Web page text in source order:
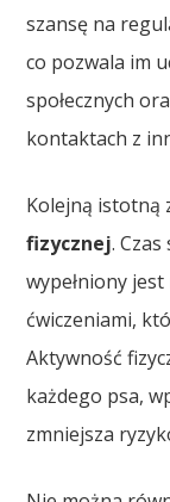
szansę na
co pozwala im
społecznych
kontaktach z
Kolejną istotną
fizycznej.
wypełniony
ćwiczeniami,
Aktywność
każdego psa,
zmniejsza